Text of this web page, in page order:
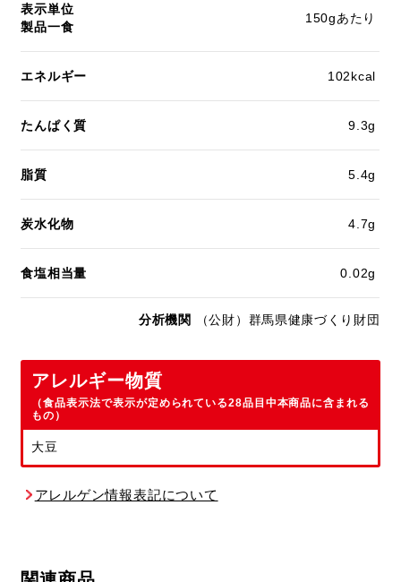
表示単位
製品一食
150gあたり
エネルギー 102kcal
たんぱく質 9.3g
脂質 5.4g
炭水化物 4.7g
食塩相当量 0.02g
分析機関 （公財）群馬県健康づくり財団
アレルギー物質
（食品表示法で表示が定められている28品目中本商品に含まれる
もの）
大豆
アレルゲン情報表記について